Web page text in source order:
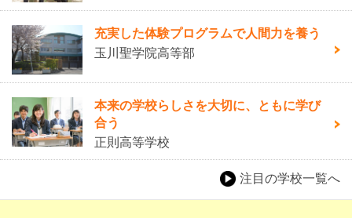
充実した体験プログラムで人間力を養う
玉川聖学院高等部
本来の学校らしさを大切に、ともに学び
合う
正則高等学校
注目の学校一覧へ